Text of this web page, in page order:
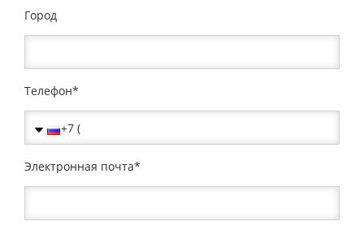
Город
Телефон
Электронная почта